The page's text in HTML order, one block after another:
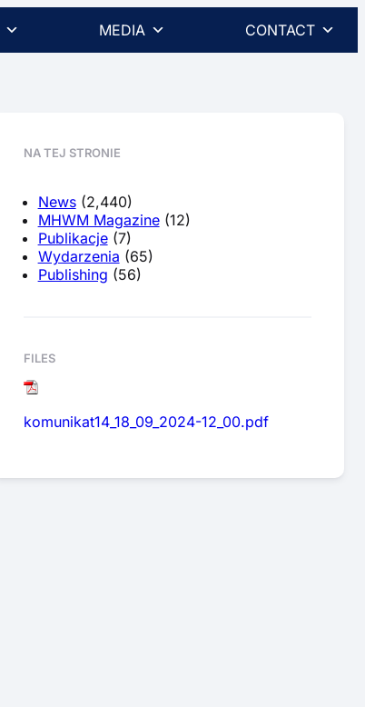
MEDIA CONTACT
NA TEJ STRONIE
News(2,440)
MHWM Magazine(12)
Publikacje(7)
Wydarzenia (65)
Publishing (56)
FILES
komunikat14_18_09_2024-12_00.pdf